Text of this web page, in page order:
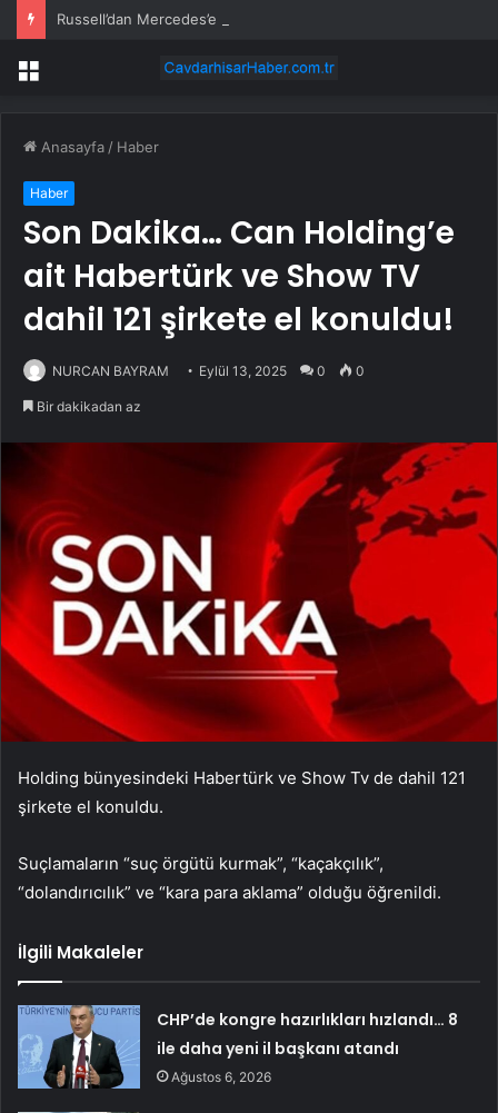
Russell’dan Mercedes’e Sert Tepki: ‘Kabul Edilemez’
Menü
Anasayfa / Haber
Haber
Son Dakika… Can Holding’e
ait Habertürk ve Show TV
dahil 121 şirkete el konuldu!
NURCAN BAYRAM Eylül 13, 2025 0 0
Bir dakikadan az
Holding bünyesindeki Habertürk ve Show Tv de dahil 121
şirkete el konuldu.
Suçlamaların “suç örgütü kurmak”, “kaçakçılık”,
“dolandırıcılık” ve “kara para aklama” olduğu öğrenildi.
İlgili Makaleler
CHP’de kongre hazırlıkları hızlandı… 8
ile daha yeni il başkanı atandı
Ağustos 6, 2026